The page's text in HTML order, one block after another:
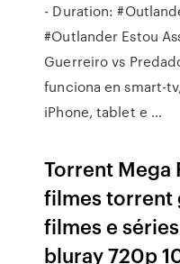
- Duration:
#Outlander Estou
Guerreiro vs
funciona en smart-
iPhone, tablet e …
Torrent Mega
filmes torrent
filmes e
bluray 720p